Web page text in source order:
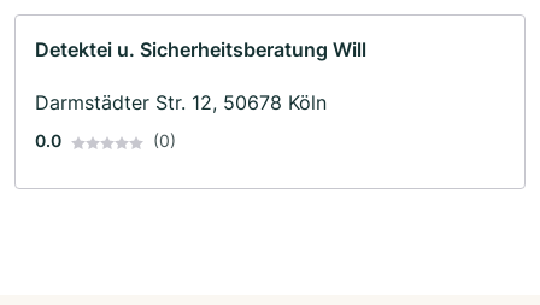
Detektei u. Sicherheitsberatung Will
Darmstädter Str. 12, 50678 Köln
0.0 (0)